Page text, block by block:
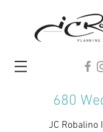
680
JC Robalino